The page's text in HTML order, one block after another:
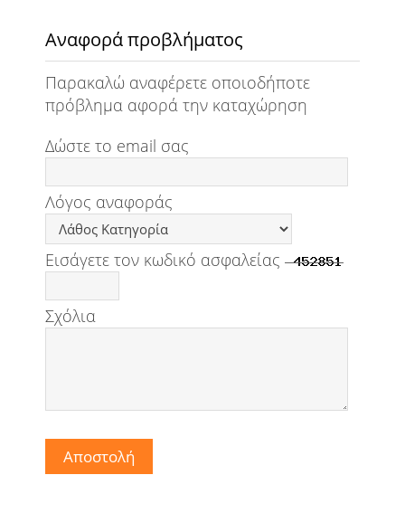
Αναφορά προβλήματος
Παρακαλώ αναφέρετε οποιοδήποτε
πρόβλημα αφορά την καταχώρηση
Δώστε το email σας
Λόγος αναφοράς
Εισάγετε τον κωδικό ασφαλείας
Σχόλια